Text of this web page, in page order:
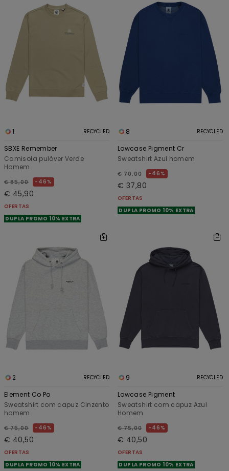
1 RECYCLED
SBXE Remember
Camisola pulôver Verde
Homem
€ 85,00 46%
€ 45,90
OFERTAS
DUPLA PROMO 10% EXTRA
8 RECYCLED
Lowcase Pigment Cr
Sweatshirt Azul homem
€ 70,00 46%
€ 37,80
OFERTAS
DUPLA PROMO 10% EXTRA
2 RECYCLED
Element Co Po
Sweatshirt com capuz Cinzento
homem
€ 75,00 46%
€ 40,50
OFERTAS
DUPLA PROMO 10% EXTRA
9 RECYCLED
Lowcase Pigment
Sweatshirt com capuz Azul
Homem
€ 75,00 46%
€ 40,50
OFERTAS
DUPLA PROMO 10% EXTRA